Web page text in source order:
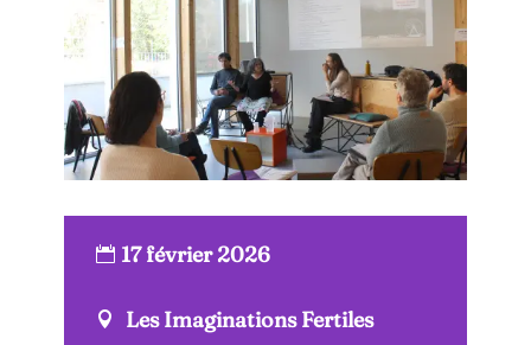
17 février 2026
Les Imaginations Fertiles